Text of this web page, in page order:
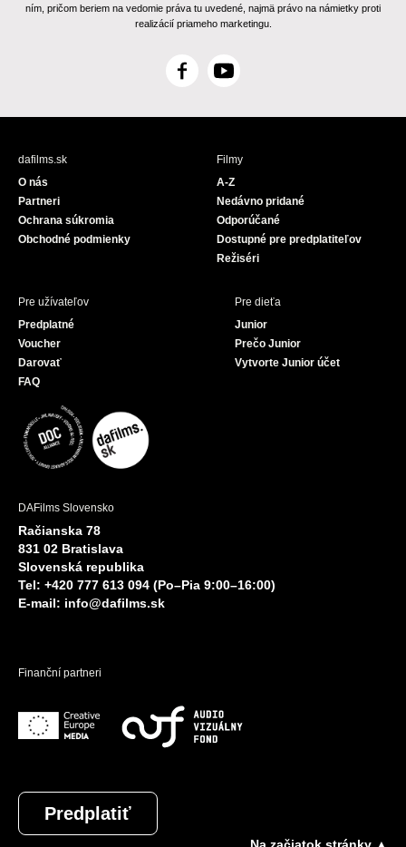
ním, pričom beriem na vedomie práva tu uvedené, najmä právo na námietky proti
realizácií priameho marketingu.
F
c
Y
u
e
dafilms.sk
O nás
Partneri
Ochrana súkromia
Obchodné podmienky
Filmy
A-Z
Nedávno pridané
Odporúčané
Dostupné pre predplatiteľov
Režiséri
Pre užívateľov
Predplatné
Voucher
Darovať
FAQ
Pre dieťa
Junior
Prečo Junior
Vytvorte Junior účet
DAFilms Slovensko
Račianska 78
831 02 Bratislava
Slovenská republika
Tel: +420 777 613 094 (Po–Pia 9:00–16:00)
E-mail: info@dafilms.sk
Finanční partneri
Predplatiť
Na začiatok stránky ▲